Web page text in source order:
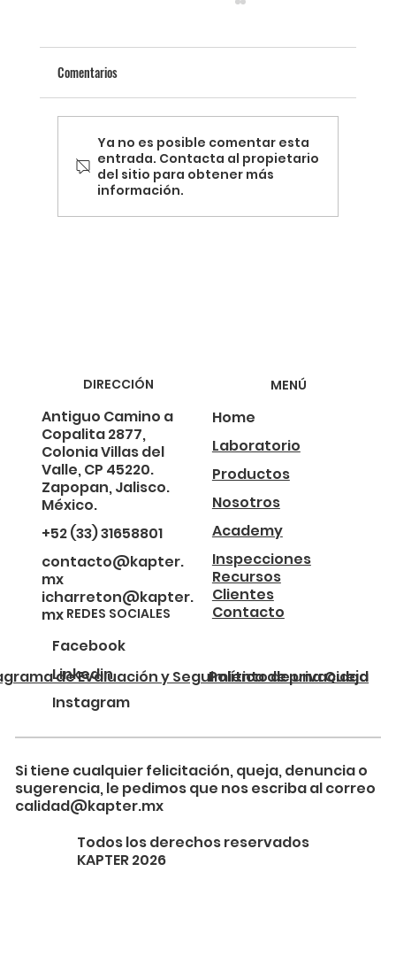
Comentarios
Ya no es posible comentar esta
entrada. Contacta al propietario
del sitio para obtener más
información.
DIRECCIÓN
Antiguo Camino a
Copalita 2877,
Colonia Villas del
Valle, CP 45220.
Zapopan, Jalisco.
México.
+52 (33) 31658801
contacto@kapter.
mx
icharreton@kapter.
mx
MENÚ
Home
Nosotros
Laboratorio
Academy
Productos
Inspecciones
Recursos
Clientes
Contacto
REDES SOCIALES
Facebook
Linkedin
Instagram
Política de privacidad
de Evaluación y Seguimiento de una Queja
Si tiene cualquier felicitación, queja, denuncia o
sugerencia, le pedimos que nos escriba al correo
calidad@kapter.mx
Todos los derechos reservados
KAPTER 2026